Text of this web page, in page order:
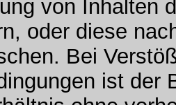
von Inhalten
oder diese
Bei
ist der